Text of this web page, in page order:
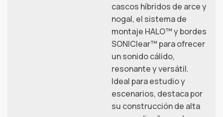
cascos híbridos de arce y
nogal, el sistema de
montaje HALO™ y bordes
SONIClear™ para ofrecer
un sonido cálido,
resonante y versátil.
Ideal para estudio y
escenarios, destaca por
su construcción de alta